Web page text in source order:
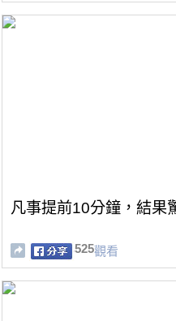
凡事提前10分鐘，結果
525觀看